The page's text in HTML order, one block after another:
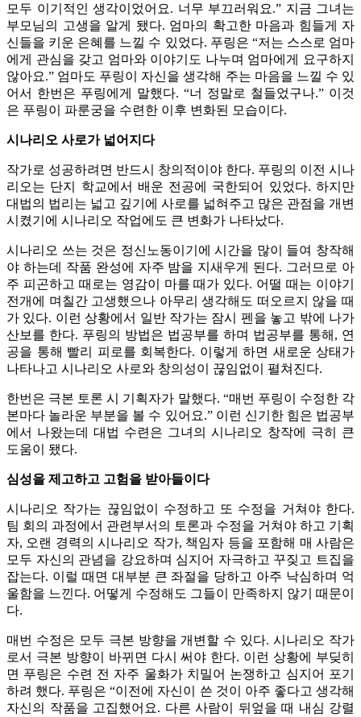
모두 이기적인 생각이었어요. 너무 부끄러워요.” 지금 그녀는
부모님의 고생을 알게 됐다. 엄마의 확고한 마음과 힘들게 자
신들을 키운 은혜를 느낄 수 있었다. 푸링은 “저는 스스로 엄마
에게 관심을 갖고 엄마와 이야기도 나누며 엄마에게 요구하지
않아요.” 엄마도 푸링이 자신을 생각해 주는 마음을 느낄 수 있
어서 한번은 푸링에게 말했다. “너 정말로 철들었구나.” 이것
은 푸링이 파룬궁을 수련한 이후 변화된 모습이다.
시나리오 사로가 넓어지다
작가로 성공하려면 반드시 창의적이야 한다. 푸링의 이전 시나
리오는 단지 학교에서 배운 전공에 국한되어 있었다. 하지만
대법의 법리는 넓고 깊기에 사로를 넓혀주고 많은 관점을 개변
시켰기에 시나리오 작업에도 큰 변화가 나타났다.
시나리오 쓰는 것은 정신노동이기에 시간을 많이 들여 창작해
야 하는데 작품 완성에 자주 밤을 지새우게 된다. 그러므로 아
주 피곤하고 때로는 영감이 마를 때가 있다. 어떨 때는 이야기
전개에 며칠간 고생했으나 아무리 생각해도 떠오르지 않을 때
가 있다. 이런 상황에서 일반 작가는 잠시 펜을 놓고 밖에 나가
산보를 한다. 푸링의 방법은 법공부를 하며 법공부를 통해, 연
공을 통해 빨리 피로를 회복한다. 이렇게 하면 새로운 상태가
나타나고 시나리오 사로와 창의성이 끊임없이 펼쳐진다.
한번은 극본 토론 시 기획자가 말했다. “매번 푸링이 수정한 각
본마다 놀라운 부분을 볼 수 있어요.” 이런 신기한 힘은 법공부
에서 나왔는데 대법 수련은 그녀의 시나리오 창작에 극히 큰
도움이 됐다.
심성을 제고하고 고험을 받아들이다
시나리오 작가는 끊임없이 수정하고 또 수정을 거쳐야 한다.
팀 회의 과정에서 관련부서의 토론과 수정을 거쳐야 하고 기획
자, 오랜 경력의 시나리오 작가, 책임자 등을 포함해 매 사람은
모두 자신의 관념을 강요하며 심지어 자극하고 꾸짖고 트집을
잡는다. 이럴 때면 대부분 큰 좌절을 당하고 아주 낙심하며 억
울함을 느낀다. 어떻게 수정해도 그들이 만족하지 않기 때문이
다.
매번 수정은 모두 극본 방향을 개변할 수 있다. 시나리오 작가
로서 극본 방향이 바뀌면 다시 써야 한다. 이런 상황에 부딪히
면 푸링은 수련 전 자주 울화가 치밀어 논쟁하고 심지어 포기
하려 했다. 푸링은 “이전에 자신이 쓴 것이 아주 좋다고 생각해
자신의 작품을 고집했어요. 다른 사람이 뒤엎을 때 내심 강렬